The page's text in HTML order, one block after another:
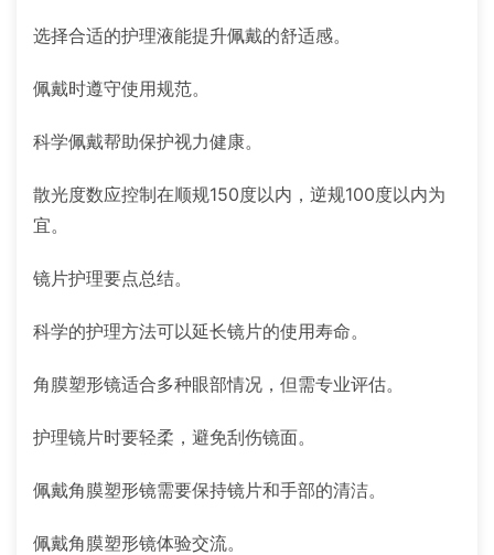
选择合适的护理液能提升佩戴的舒适感。
佩戴时遵守使用规范。
科学佩戴帮助保护视力健康。
散光度数应控制在顺规150度以内，逆规100度以内为
宜。
镜片护理要点总结。
科学的护理方法可以延长镜片的使用寿命。
角膜塑形镜适合多种眼部情况，但需专业评估。
护理镜片时要轻柔，避免刮伤镜面。
佩戴角膜塑形镜需要保持镜片和手部的清洁。
佩戴角膜塑形镜体验交流。